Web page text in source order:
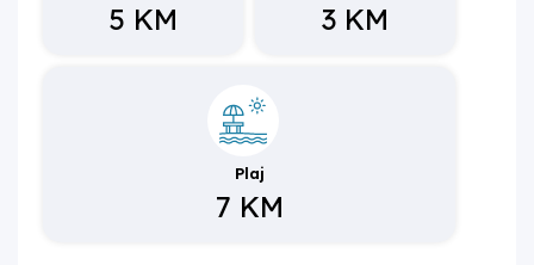
jakuzi; ikinci yatak odasında ise 2 tek kişilik yatak
bulunmaktadır.
Özel ve korunaklı havuz dikdörtgen tiptedir; uzunluğu 9 m,
genişliği 4 m, derinliği 1,50 m'dir.
6. Villa plaja ve havalimanına ne kadar
5 KM 3 KM
Plaj
7 KM